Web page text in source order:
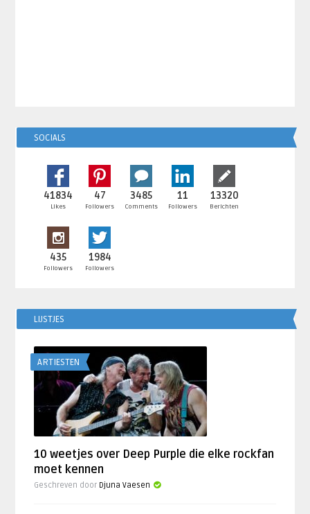
SOCIALS
41834
Likes
47
Followers
3485
Comments
11
Followers
13320
Berichten
435
Followers
1984
Followers
LIJSTJES
ARTIESTEN
10 weetjes over Deep Purple die elke rockfan
moet kennen
Geschreven door Djuna Vaesen